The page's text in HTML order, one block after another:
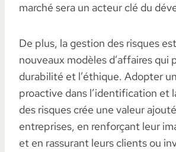
marché sera un acteur clé du
De plus, la gestion des risques
nouveaux modèles d’affaires qui
durabilité et l’éthique. Adopter
proactive dans l’identification et
des risques crée une valeur
entreprises, en renforçant leur
et en rassurant leurs clients ou